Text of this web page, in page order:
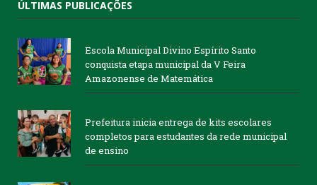
ÚLTIMAS PUBLICAÇÕES
Escola Municipal Divino Espírito Santo
conquista etapa municipal da V Feira
Amazonense de Matemática
Prefeitura inicia entrega de kits escolares
completos para estudantes da rede municipal
de ensino